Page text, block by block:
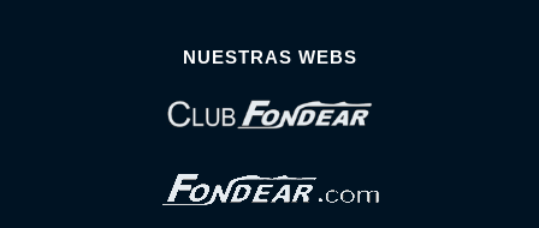
NUESTRAS WEBS